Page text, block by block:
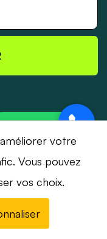
- Tous droits
votre
Vous pouvez
vos choix.